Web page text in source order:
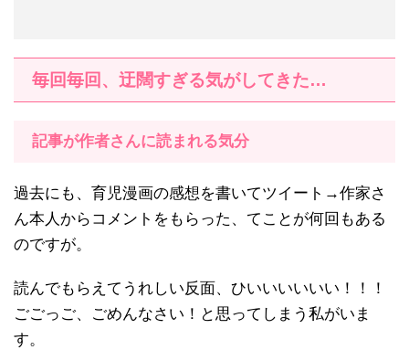
毎回毎回、迂闊すぎる気がしてきた…
記事が作者さんに読まれる気分
過去にも、育児漫画の感想を書いてツイート→作家さ
ん本人からコメントをもらった、てことが何回もある
のですが。
読んでもらえてうれしい反面、ひいいいいいい！！！
ごごっご、ごめんなさい！と思ってしまう私がいま
す。